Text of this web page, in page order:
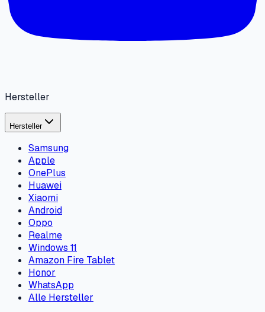
Hersteller
Hersteller
Samsung
Apple
OnePlus
Huawei
Xiaomi
Android
Oppo
Realme
Windows 11
Amazon Fire Tablet
Honor
WhatsApp
Alle Hersteller